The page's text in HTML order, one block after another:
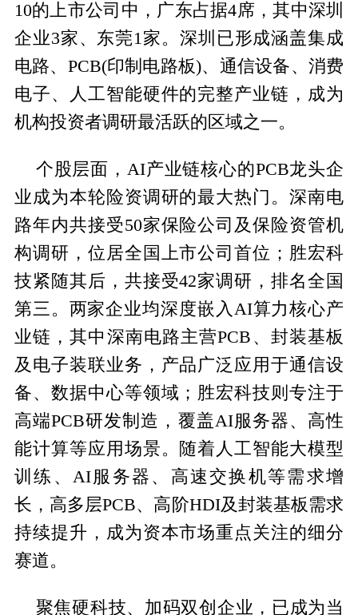
10的上市公司中，广东占据4席，其中深圳
企业3家、东莞1家。深圳已形成涵盖集成
电路、PCB(印制电路板)、通信设备、消费
电子、人工智能硬件的完整产业链，成为
机构投资者调研最活跃的区域之一。
个股层面，AI产业链核心的PCB龙头企
业成为本轮险资调研的最大热门。深南电
路年内共接受50家保险公司及保险资管机
构调研，位居全国上市公司首位；胜宏科
技紧随其后，共接受42家调研，排名全国
第三。两家企业均深度嵌入AI算力核心产
业链，其中深南电路主营PCB、封装基板
及电子装联业务，产品广泛应用于通信设
备、数据中心等领域；胜宏科技则专注于
高端PCB研发制造，覆盖AI服务器、高性
能计算等应用场景。随着人工智能大模型
训练、AI服务器、高速交换机等需求增
长，高多层PCB、高阶HDI及封装基板需求
持续提升，成为资本市场重点关注的细分
赛道。
聚焦硬科技、加码双创企业，已成为当